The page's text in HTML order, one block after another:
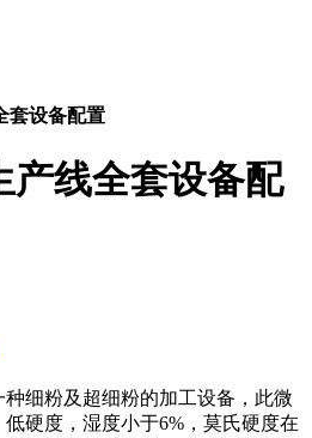
套设备配置
产线全套设备配
细粉及超细粉的加工设备，此微
硬度，湿度小于6%，莫氏硬度在